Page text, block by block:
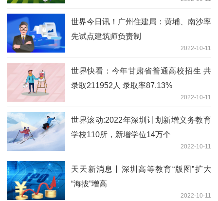
世界今日讯！广州住建局：黄埔、南沙率
先试点建筑师负责制
2022-10-11
世界快看：今年甘肃省普通高校招生 共
录取211952人 录取率87.13%
2022-10-11
世界滚动:2022年深圳计划新增义务教育
学校110所，新增学位14万个
2022-10-11
天天新消息丨深圳高等教育“版图”扩大
“海拔”增高
2022-10-11